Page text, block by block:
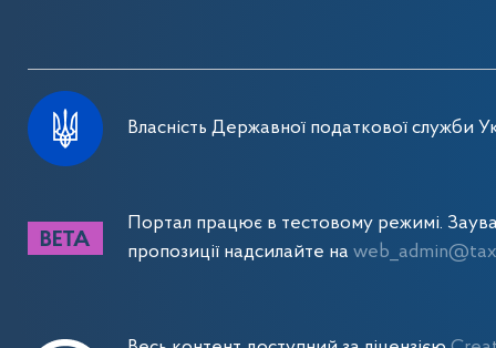
Власність Державної податкової служби
Портал працює в тестовому режимі.
пропозиції надсилайте на